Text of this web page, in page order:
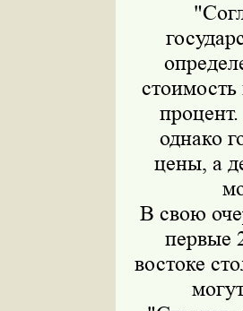
однако
цены, а
В свою
первые
востоке